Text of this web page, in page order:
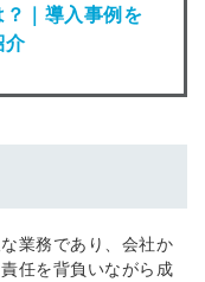
｜導入事例を
介
業務であり、会社か
任を背負いながら成